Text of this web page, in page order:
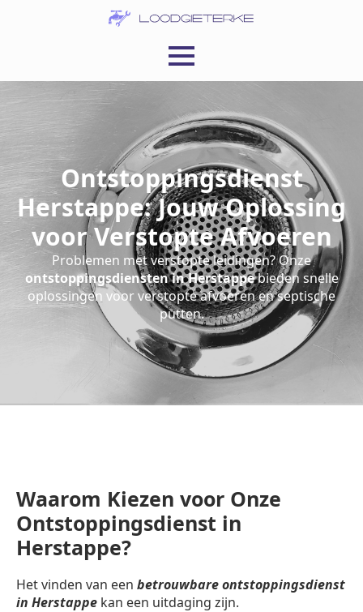
Ontstoppingsdienst
Herstappe: Jouw Oplossing
voor Verstopte Afvoeren
Problemen met verstopte leidingen? Onze
ontstoppingsdiensten in Herstappebieden snelle
oplossingen voor verstopte afvoeren en septische
putten.
Waarom Kiezen voor Onze
Ontstoppingsdienst in
Herstappe?
Het vinden van een betrouwbare ontstoppingsdienst
in Herstappe kan een uitdaging zijn.